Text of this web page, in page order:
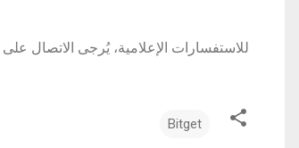
للاستفسارات الإعلامية، يُرجى الاتصال على
Bitget